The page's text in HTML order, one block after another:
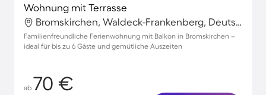
Wohnung mit Terrasse
Bromskirchen, Waldeck-Frankenberg, Deutschland
Familienfreundliche Ferienwohnung mit Balkon in Bromskirchen –
ideal für bis zu 6 Gäste und gemütliche Auszeiten
ab 70 €